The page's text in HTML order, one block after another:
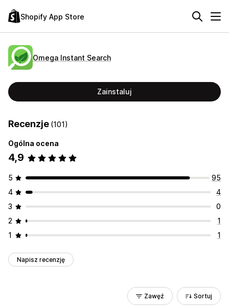
Shopify App Store
Omega Instant Search
Zainstaluj
Recenzje (101)
Ogólna ocena
4,9
5
95
4
4
3
0
2
1
1
1
Napisz recenzję
Zawęź Sortuj